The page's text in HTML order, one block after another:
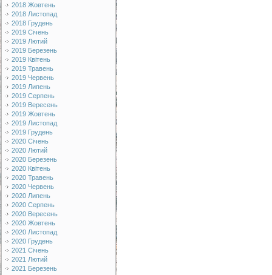
2018 Жовтень
2018 Листопад
2018 Грудень
2019 Січень
2019 Лютий
2019 Березень
2019 Квітень
2019 Травень
2019 Червень
2019 Липень
2019 Серпень
2019 Вересень
2019 Жовтень
2019 Листопад
2019 Грудень
2020 Січень
2020 Лютий
2020 Березень
2020 Квітень
2020 Травень
2020 Червень
2020 Липень
2020 Серпень
2020 Вересень
2020 Жовтень
2020 Листопад
2020 Грудень
2021 Січень
2021 Лютий
2021 Березень